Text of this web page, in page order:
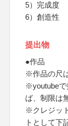
5）完成度
6）創造性
提出物
●作品
※作品の尺
※youtubeで
ば、制限は
※クレジッ
トとして下